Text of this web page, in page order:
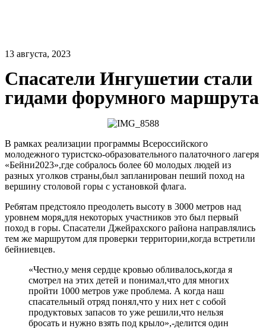
13 августа, 2023
Спасатели Ингушетии стали
гидами форумного маршрута
В рамках реализации программы Всероссийского
молодежного туристско-образовательного палаточного лагеря
«Бейни2023»,где собралось более 60 молодых людей из
разных уголков страны,был запланирован пеший поход на
вершину столовой горы с установкой флага.
Ребятам предстояло преодолеть высоту в 3000 метров над
уровнем моря,для некоторых участников это был первый
поход в горы. Спасатели Джейрахского района направлялись
тем же маршрутом для проверки территории,когда встретили
бейниевцев.
«Честно,у меня сердце кровью обливалось,когда я
смотрел на этих детей и понимал,что для многих
пройти 1000 метров уже проблема. А когда наш
спасательный отряд понял,что у них нет с собой
продуктовых запасов то уже решили,что нельзя
бросать и нужно взять под крыло»,-делится один